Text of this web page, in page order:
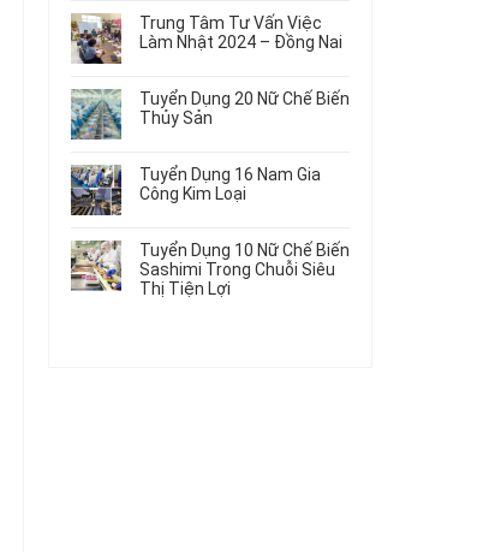
Điện
Dùng
Tô
Máy
Gia
Công
Chi
Tiết
Đơn
Hàng
Nữ
Nhật
Mới
Nhất
có
bình
luận
Du
Học
Singapore
Tập
Hưởng
Lương
Trung Tâm Tư Vấn Việc
Làm Nhật 2024 – Đồng Nai
có
bình
luận
Trung
Tâm
Tư
Việc
Làm
Nhật
2024
Tuyển Dụng 20 Nữ Chế Biến
Thủy Sản
có
bình
luận
Tuyển
Dụng
20
Nữ
Tuyển Dụng 16 Nam Gia
Công Kim Loại
có
bình
luận
ở
Tuyển Dụng 10 Nữ Chế Biến
Sashimi Trong Chuỗi Siêu
Thị Tiện Lợi